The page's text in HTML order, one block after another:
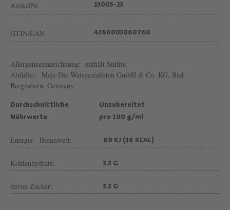
ArtikelNr 13005-23
GTIN/EAN 4260003060760
Allergenkennzeichnung: enthält Sulfite
Abfüller: Mejs-Die Weispezialisten GmbH & Co. KG, Bad
Bergzabern, Germany
Durchschnittliche
Nährwerte
Unzubereitet
pro 100 g/ml
Energie - Brennwert: 69 KJ (16 KCAL)
Kohlenhydrate: 3.3 G
davon Zucker: 3.3 G